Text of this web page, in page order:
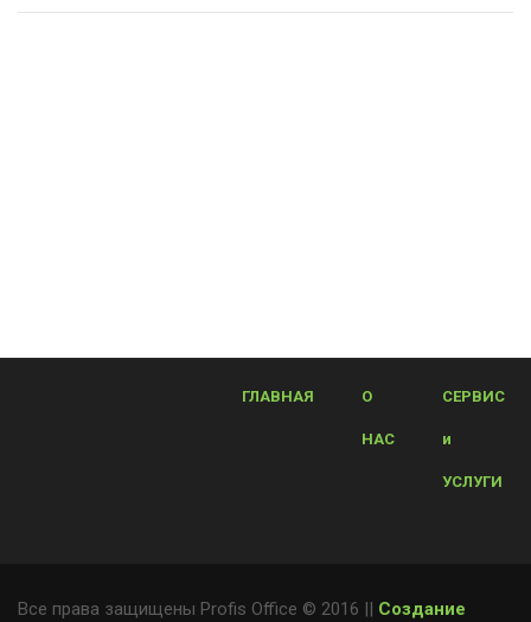
ГЛАВНАЯ О
НАС
СЕРВИС
и
УСЛУГИ
Все права защищены Profis Office © 2016 || Создание